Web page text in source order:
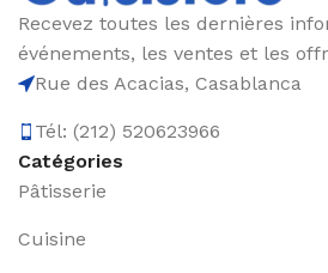
Recevez toutes les dernières
événements, les ventes et les
Rue des Acacias, Casablanca
Tél: (212) 520623966
Catégories
Pâtisserie
Cuisine